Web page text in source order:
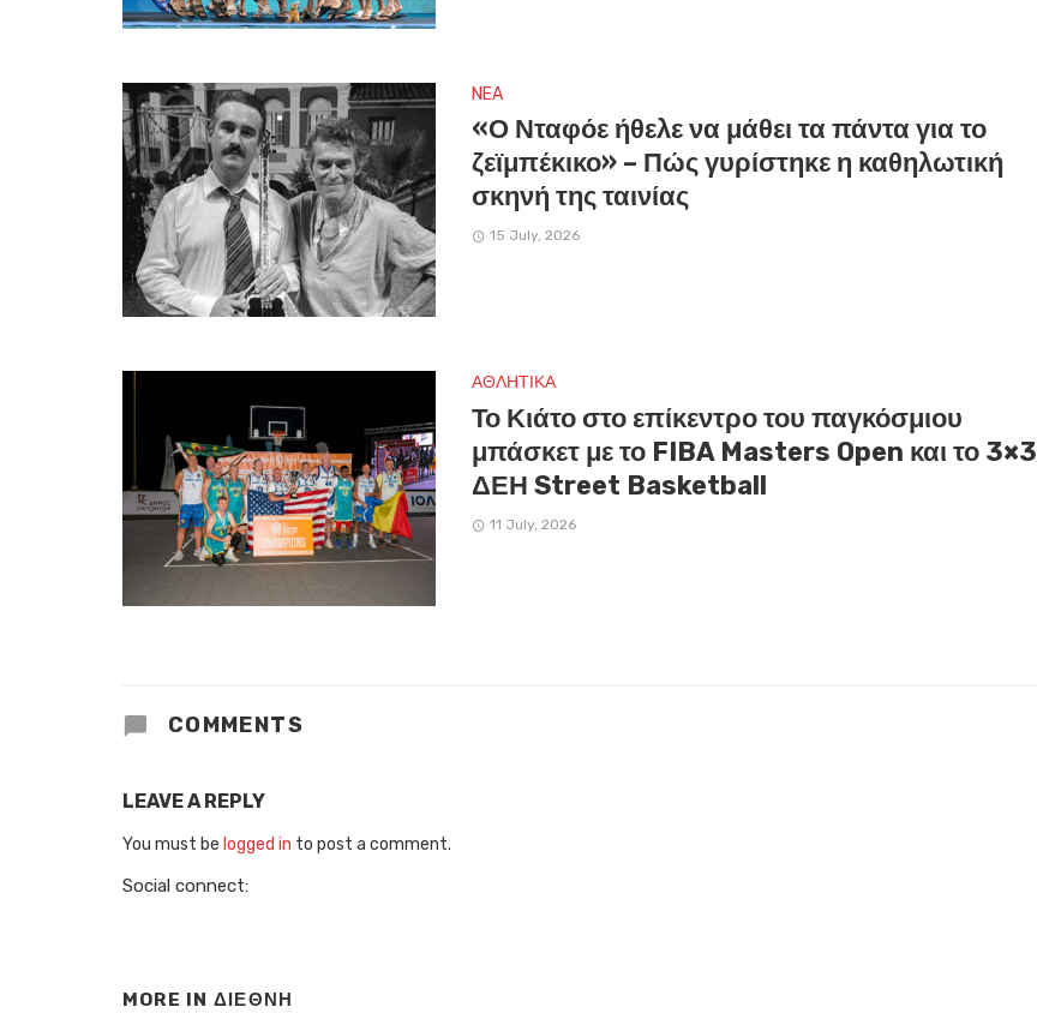
NEA
«Ο Νταφόε ήθελε να μάθει τα πάντα για το
ζεϊμπέκικο» – Πώς γυρίστηκε η καθηλωτική
σκηνή της ταινίας
15 July, 2026
ΑΘΛΗΤΙΚΑ
Το Κιάτο στο επίκεντρο του παγκόσμιου
μπάσκετ με το FIBA Masters Open και το 3×3
ΔΕΗ Street Basketball
11 July, 2026
COMMENTS
LEAVE A REPLY
You must be logged in to post a comment.
Social connect:
MORE IN ΔΙΕΘΝΗ